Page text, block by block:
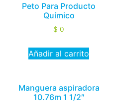
Peto Para Producto
Químico
$ 0
Añadir al carrito
Manguera aspiradora
10.76m 1 1/2″